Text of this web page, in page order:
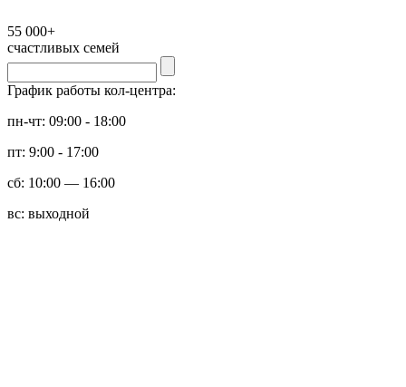
55 000+
счастливых семей
График работы кол-центра:
пн-чт: 09:00 - 18:00
пт: 9:00 - 17:00
сб: 10:00 — 16:00
вс: выходной